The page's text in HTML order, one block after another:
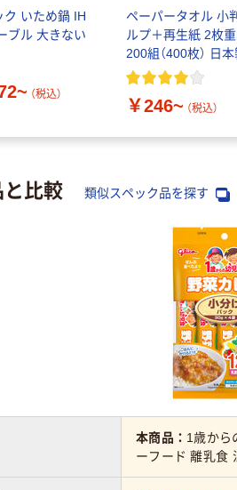
ク いため鍋 IH
ブル 大きない
（税込）
ペーパータオル 小
ルプ＋再生紙 2枚
200組（400枚） 日本
クレシア クレシア
￥246~ （税込）
比較 類似スペック品を探す
本商品： 1歳から
ーフード 離乳食